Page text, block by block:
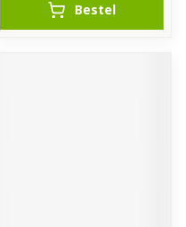
Bestel